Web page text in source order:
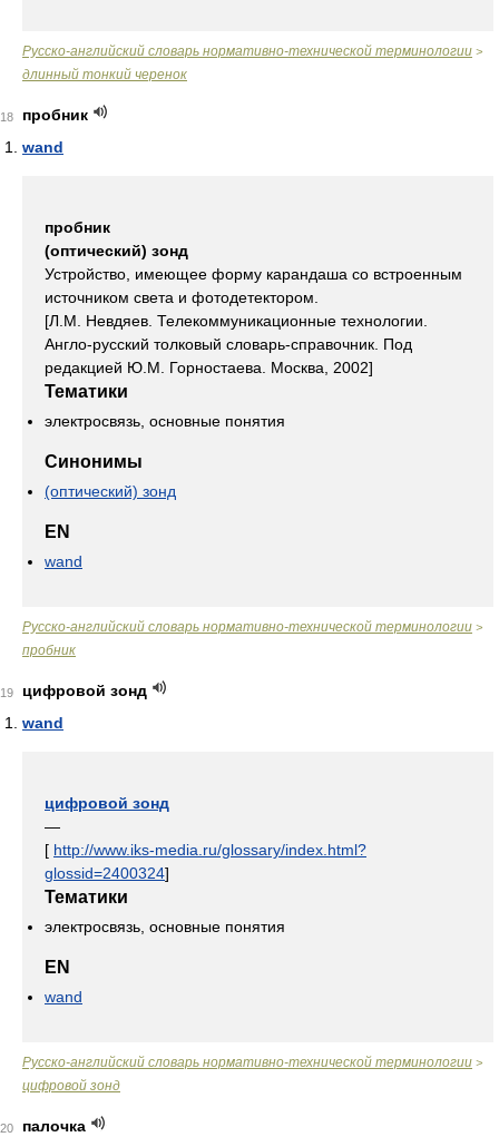
Русско-английский словарь нормативно-технической терминологии >
длинный тонкий черенок
18
пробник
wand
пробник
(оптический) зонд
Устройство, имеющее форму карандаша со встроенным
источником света и фотодетектором.
[Л.М. Невдяев. Телекоммуникационные технологии.
Англо-русский толковый словарь-справочник. Под
редакцией Ю.М. Горностаева. Москва, 2002]
Тематики
электросвязь, основные понятия
Синонимы
(оптический) зонд
EN
wand
Русско-английский словарь нормативно-технической терминологии >
пробник
19
цифровой зонд
wand
цифровой зонд
—
[ http://www.iks-media.ru/glossary/index.html?
glossid=2400324]
Тематики
электросвязь, основные понятия
EN
wand
Русско-английский словарь нормативно-технической терминологии >
цифровой зонд
20
палочка